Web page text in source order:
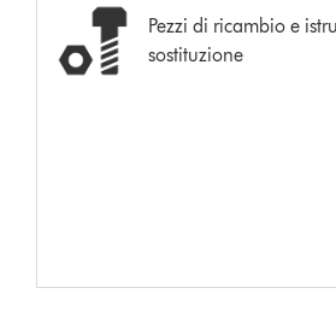
Pezzi di ricambio e
sostituzione